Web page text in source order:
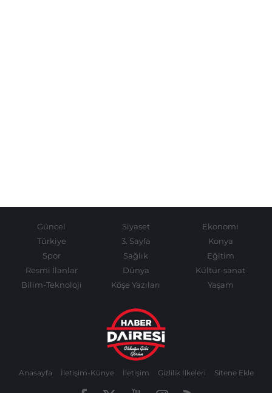
Güncel Siyaset
Ekonomi
Türkiye
3. Sayfa
Konya
Spor
Sağlık
Eğitim
Resmi İlanlar
Dünya
Kültür-sanat
Bilim-Teknoloji
Köşe Yazıları Yaşam
Anasayfa İletişim-Künye İletişim Gizlilik İlkeleri Sitene Ekle